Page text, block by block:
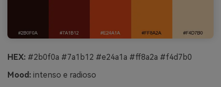
HEX: #2b0f0a #7a1b12 #e24a1a #ff8a2a #f4d7b0
Mood: intenso e radioso